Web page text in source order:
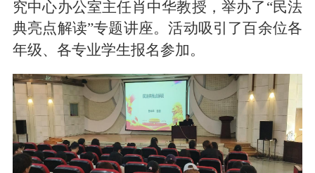
究中心办公室主任肖中华教授，举办了 “民法
典亮点解读”专题讲座。活动吸引了百余位各
年级、各专业学生报名参加。